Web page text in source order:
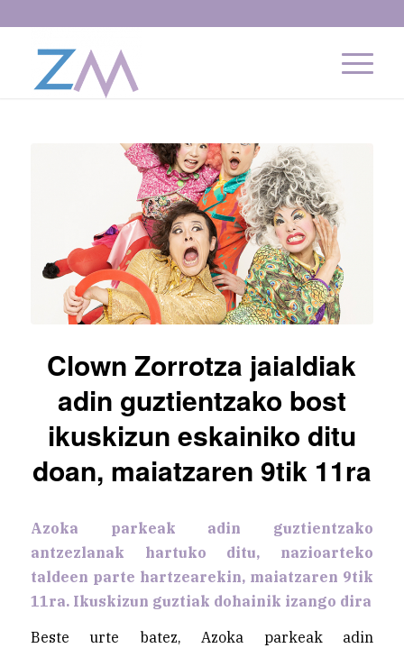
Clown Zorrotza jaialdiak
adin guztientzako bost
ikuskizun eskainiko ditu
doan, maiatzaren 9tik 11ra
Azoka parkeak adin guztientzako
antzezlanak hartuko ditu, nazioarteko
taldeen parte hartzearekin, maiatzaren 9tik
11ra. Ikuskizun guztiak dohainik izango dira
Beste urte batez, Azoka parkeak adin